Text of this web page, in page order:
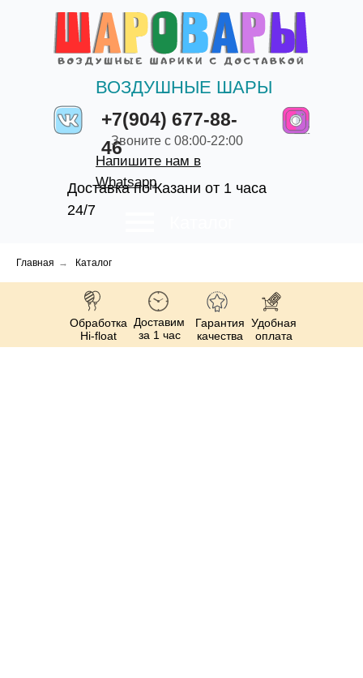
+7(904) 677-88-
46
ВОЗДУШНЫЕ ШАРЫ
Доставка по Казани от 1 часа
24/7
Звоните с 08:00-22:00
Напишите нам в
Whatsapp
Главная → Каталог
Обработка
Hi-float
Доставим
за 1 час
Гарантия
качества
Удобная
оплата